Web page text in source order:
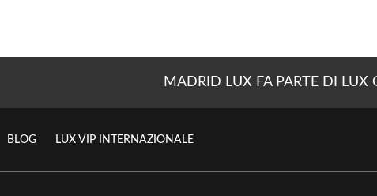
MADRID LUX FA PARTE DI LUX
BLOG LUX VIP INTERNAZIONALE